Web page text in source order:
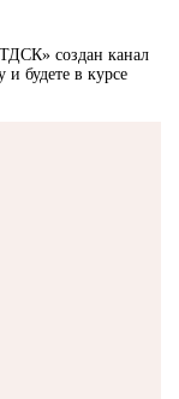
создан канал
будете в курсе